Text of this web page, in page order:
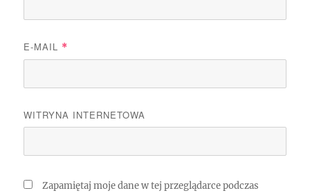
E-MAIL *
WITRYNA INTERNETOWA
Zapamiętaj moje dane w tej przeglądarce podczas